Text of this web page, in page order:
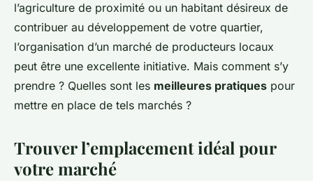
l’agriculture de proximité ou un habitant désireux de
contribuer au développement de votre quartier,
l’organisation d’un marché de producteurs locaux
peut être une excellente initiative. Mais comment s’y
prendre ? Quelles sont les meilleures pratiques pour
mettre en place de tels marchés ?
Trouver l’emplacement idéal pour
votre marché